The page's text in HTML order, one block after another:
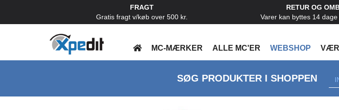
MC-MÆRKER ALLE MC'ER WEBSHOP
FRAGT
Gratis fragt v/køb over 500 kr.
RETUR OG
Varer kan byttes 14
SØG PRODUKTER I SHOPPEN